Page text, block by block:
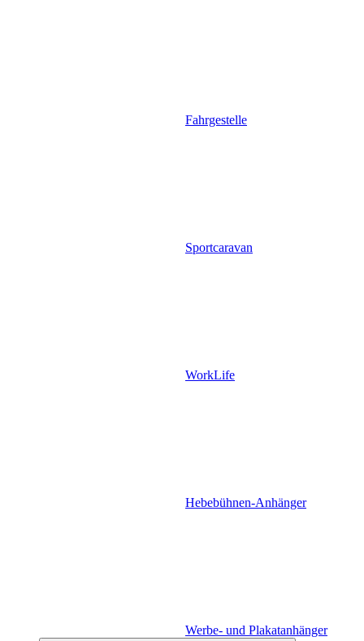
Fahrgestelle
Sportcaravan
WorkLife
Hebebühnen-Anhänger
Werbe- und Plakatanhänger